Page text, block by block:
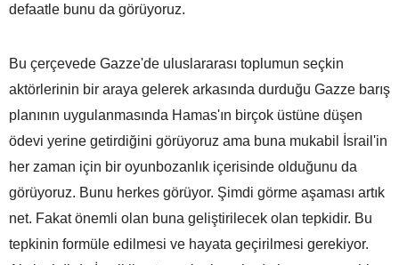
defaatle bunu da görüyoruz.
Bu çerçevede Gazze'de uluslararası toplumun seçkin
aktörlerinin bir araya gelerek arkasında durduğu Gazze barış
planının uygulanmasında Hamas'ın birçok üstüne düşen
ödevi yerine getirdiğini görüyoruz ama buna mukabil İsrail'in
her zaman için bir oyunbozanlık içerisinde olduğunu da
görüyoruz. Bunu herkes görüyor. Şimdi görme aşaması artık
net. Fakat önemli olan buna geliştirilecek olan tepkidir. Bu
tepkinin formüle edilmesi ve hayata geçirilmesi gerekiyor.